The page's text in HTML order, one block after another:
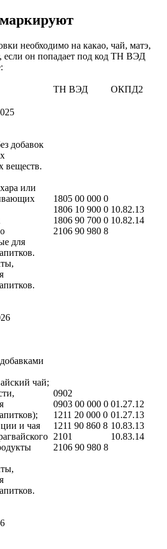
необходимо на какао, чай, матэ,
если он попадает под код ТН ВЭД
ТН ВЭД ОКПД2
добавок
веществ.
или
для
1805 00 000 0
1806 10 900 0
1806 90 700 0
2106 90 980 8
10.82.13
10.82.14
чай;
и чая
0902
0903 00 000 0
1211 20 000 0
1211 90 860 8
2101
2106 90 980 8
01.27.12
01.27.13
10.83.13
10.83.14